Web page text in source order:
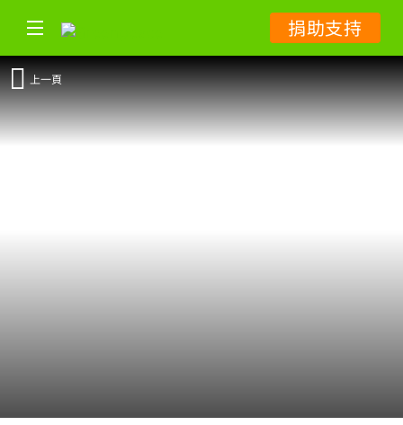
捐助支持
上一頁